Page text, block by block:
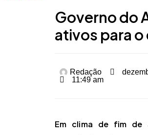
Governo do
ativos para o
Redação
11:49 am
Em clima de fim de